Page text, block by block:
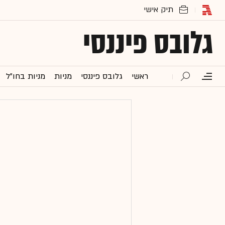
גלובס פיננסי
ראשי גלובס פיננסי מניות מניות בחו"ל